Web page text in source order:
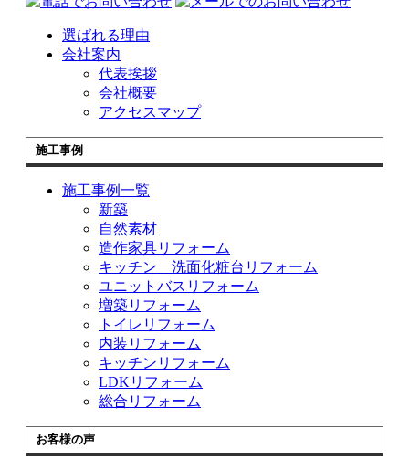
選ばれる理由
会社案内
代表挨拶
会社概要
アクセスマップ
施工事例
施工事例一覧
新築
自然素材
造作家具リフォーム
キッチン 洗面化粧台リフォーム
ユニットバスリフォーム
増築リフォーム
トイレリフォーム
内装リフォーム
キッチンリフォーム
LDKリフォーム
総合リフォーム
お客様の声